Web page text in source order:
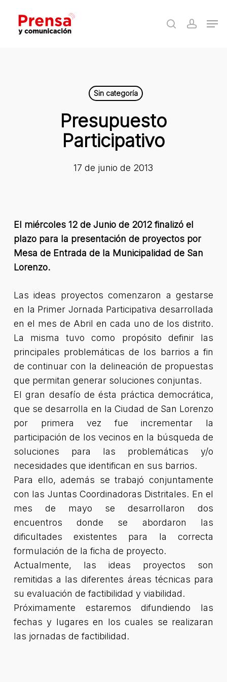
main
search
Sin categoría
Presupuesto
Participativo
17 de junio de 2013
El miércoles 12 de Junio de 2012 finalizó el
plazo para la presentación de proyectos por
Mesa de Entrada de la Municipalidad de San
Lorenzo.
Las ideas proyectos comenzaron a gestarse
en la Primer Jornada Participativa desarrollada
en el mes de Abril en cada uno de los distrito.
La misma tuvo como propósito definir las
principales problemáticas de los barrios a fin
de continuar con la delineación de propuestas
que permitan generar soluciones conjuntas.
El gran desafío de ésta práctica democrática,
que se desarrolla en la Ciudad de San Lorenzo
por primera vez fue incrementar la
participación de los vecinos en la búsqueda de
soluciones para las problemáticas y/o
necesidades que identifican en sus barrios.
Para ello, además se trabajó conjuntamente
con las Juntas Coordinadoras Distritales. En el
mes de mayo se desarrollaron dos
encuentros donde se abordaron las
dificultades existentes para la correcta
formulación de la ficha de proyecto.
Actualmente, las ideas proyectos son
remitidas a las diferentes áreas técnicas para
su evaluación de factibilidad y viabilidad.
Próximamente estaremos difundiendo las
fechas y lugares en los cuales se realizaran
las jornadas de factibilidad.